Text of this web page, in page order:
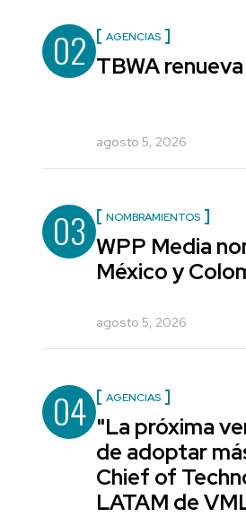
02 AGENCIAS
TBWA
agosto 5, 2026
03 NOMBRAMIENTOS
WPP Media
México y
agosto 5, 2026
04 AGENCIAS
"La próxima
de adoptar
Chief of
LATAM de